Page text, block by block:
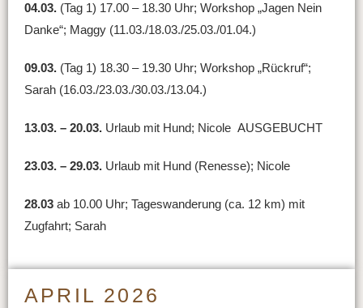
04.03. (Tag 1) 17.00 – 18.30 Uhr; Workshop „Jagen Nein
Danke“; Maggy (11.03./18.03./25.03./01.04.)
09.03. (Tag 1) 18.30 – 19.30 Uhr; Workshop „Rückruf“;
Sarah (16.03./23.03./30.03./13.04.)
13.03. – 20.03. Urlaub mit Hund; Nicole AUSGEBUCHT
23.03. – 29.03. Urlaub mit Hund (Renesse); Nicole
28.03 ab 10.00 Uhr; Tageswanderung (ca. 12 km) mit
Zugfahrt; Sarah
APRIL 2026